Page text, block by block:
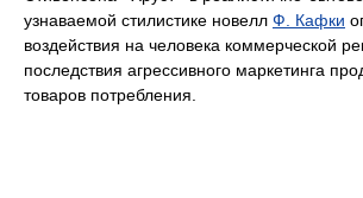
узнаваемой стилистике новелл Ф. Кафки
воздействия на человека коммерческой
последствия агрессивного маркетинга
товаров потребления.